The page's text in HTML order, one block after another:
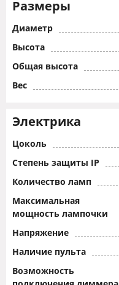
Размеры
Диаметр
Высота
Общая высота
Вес
Электрика
Цоколь
Степень защиты IP
Количество ламп
Максимальная
мощность лампочки
Напряжение
Наличие пульта
Возможность